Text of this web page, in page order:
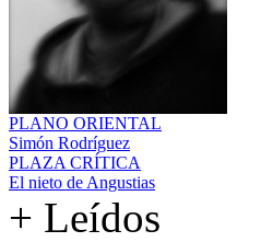
PLANO ORIENTAL
Simón Rodríguez
PLAZA CRÍTICA
El nieto de Angustias
+ Leídos